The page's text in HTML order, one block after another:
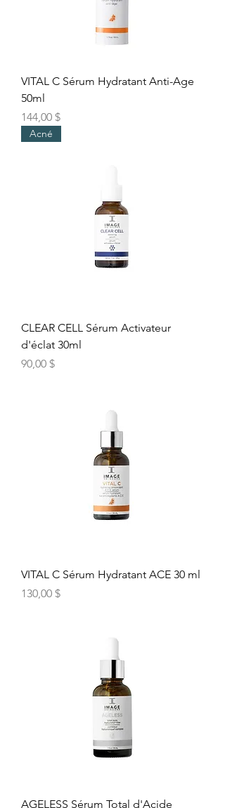
VITAL C Sérum Hydratant Anti-Age
50ml
Prix
144,00 $
Acné
CLEAR CELL Sérum Activateur
d'éclat 30ml
Prix
90,00 $
VITAL C Sérum Hydratant ACE 30 ml
Prix
130,00 $
AGELESS Sérum Total d'Acide